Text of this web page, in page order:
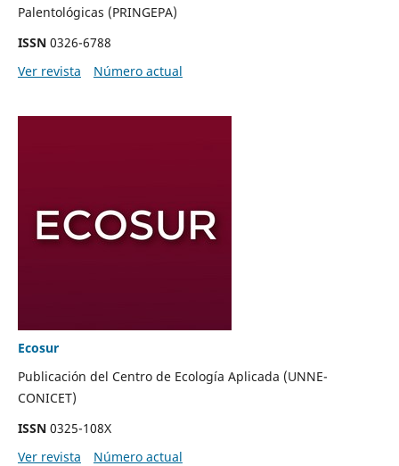
Palentológicas (PRINGEPA)
ISSN0326-6788
Ver revista
Número actual
Ecosur
Publicación del Centro de Ecología Aplicada (UNNE-
CONICET)
ISSN0325-108X
Ver revista
Número actual